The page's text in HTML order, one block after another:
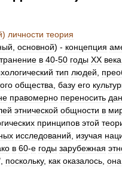
) личности теория
основной) - концепция
в 40-50 годы XX века
тип людей
общества базу его
правомерно переносить
этнической общности в
принципов этой
исследований изучая
в 60-е годы зарубежная
поскольку, как оказалось она